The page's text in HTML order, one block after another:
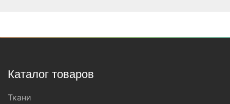
Каталог товаров
Ткани